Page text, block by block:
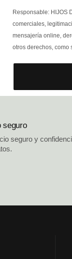
Responsable: HIJOS
comerciales,
mensajería online,
otros derechos, como
seguro
seguro y